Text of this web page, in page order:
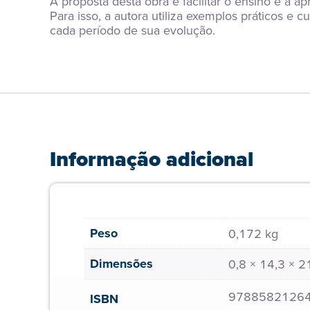
Para isso, a autora utiliza exemplos práticos e
cada período de sua evolução.
Informação adicional
Peso 0,172 kg
Dimensões 0,8 × 14,3 ×
ISBN